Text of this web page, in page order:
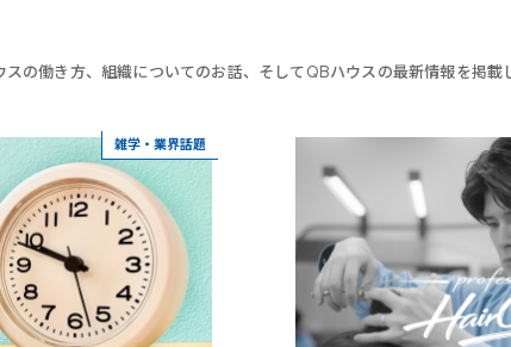
の働き方、組織についてのお話、そしてQBハウスの最新情報を掲載
雑学・業界話題